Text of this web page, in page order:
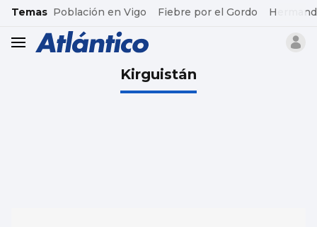
common.go-to-content
Temas Población en Vigo Fiebre por el Gordo
header.menu.open
Kirguistán